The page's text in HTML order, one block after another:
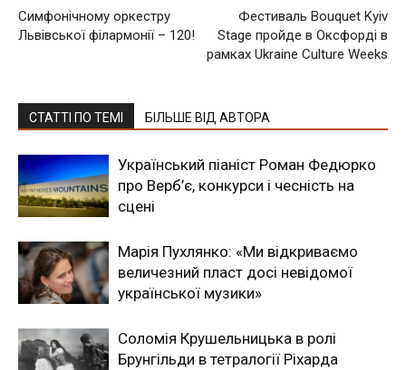
Симфонічному оркестру
Львівської філармонії – 120!
Фестиваль Bouquet Kyiv
Stage пройде в Оксфорді в
рамках Ukraine Culture Weeks
СТАТТІ ПО ТЕМІ БІЛЬШЕ ВІД АВТОРА
Український піаніст Роман Федюрко
про Верб’є, конкурси і чесність на
сцені
Марія Пухлянко: «Ми відкриваємо
величезний пласт досі невідомої
української музики»
Соломія Крушельницька в ролі
Брунгільди в тетралогії Ріхарда